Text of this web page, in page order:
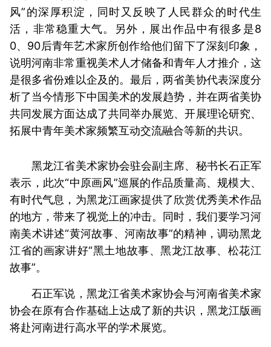
风”的深厚积淀，同时又反映了人民群众的时代生
活，非常稳重大气。另外，展出作品中有很多是8
0、90后青年艺术家所创作给他们留下了深刻印象，
说明河南非常重视美术人才储备和青年人才推介，这
是很多省份难以企及的。最后，两省美协代表深度分
析了当今情形下中国美术的发展趋势，并在两省美协
共同发展方面达成了共同举办展览、开展理论研究、
拓展中青年美术家频繁互动交流融合等新的共识。
黑龙江省美术家协会驻会副主席、秘书长石正军
表示，此次“中原画风”巡展的作品质量高、规模大、
有时代气息，为黑龙江画家提供了欣赏优秀美术作品
的地方，带来了视觉上的冲击。同时，我们要学习河
南美术讲述“黄河故事、河南故事”的精神，调动黑龙
江省的画家讲好“黑土地故事、黑龙江故事、松花江
故事”。
石正军说，黑龙江省美术家协会与河南省美术家
协会在原有合作基础上达成了新的共识，黑龙江版画
将赴河南进行高水平的学术展览。